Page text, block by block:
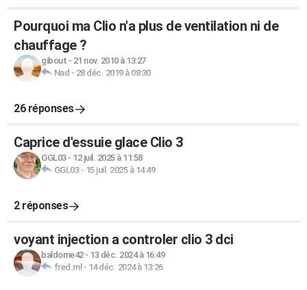
Pourquoi ma Clio n'a plus de ventilation ni de
chauffage ?
gibout - 21 nov. 2010 à 13:27
Nad - 28 déc. 2019 à 08:30
26 réponses
Caprice d'essuie glace Clio 3
GGL03- 12 juil. 2025 à 11:58
GGL03- 15 juil. 2025 à 14:49
2 réponses
voyant injection a controler clio 3 dci
baldome42- 13 déc. 2024 à 16:49
fred.ml - 14 déc. 2024 à 13:26